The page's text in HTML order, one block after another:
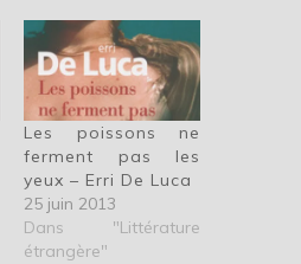
Les poissons ne
ferment pas les
yeux – Erri De Luca
25 juin 2013
Dans "Littérature
étrangère"